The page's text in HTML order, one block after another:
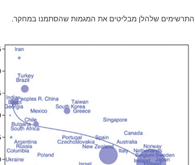
התרשימים שלהלן מבליטים את המגמות שהסתמנו במחקר.